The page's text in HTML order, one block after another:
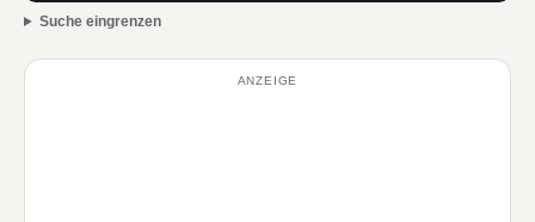
Suche eingrenzen
ANZEIGE